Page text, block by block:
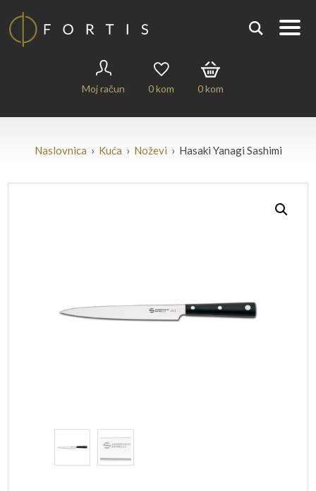
Moj račun 0kom 0kom
Naslovnica › Kuća › Noževi › Hasaki Yanagi Sashimi